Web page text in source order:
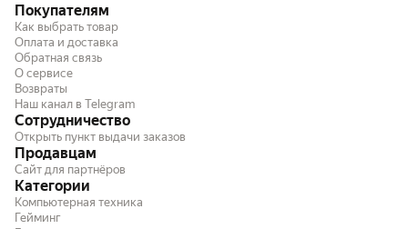
Покупателям
Как выбрать товар
Оплата и доставка
Обратная связь
О сервисе
Возвраты
Наш канал в Telegram
Сотрудничество
Открыть пункт выдачи заказов
Продавцам
Сайт для партнёров
Категории
Компьютерная техника
Гейминг